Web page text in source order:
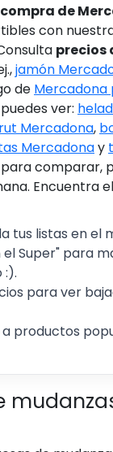
de
con
precios
jamón
de Mercadona
ver:
Mercadona,
Mercadonay
para comparar,
Encuentra
tus listas en el
el Super" para
:).
para ver
productos